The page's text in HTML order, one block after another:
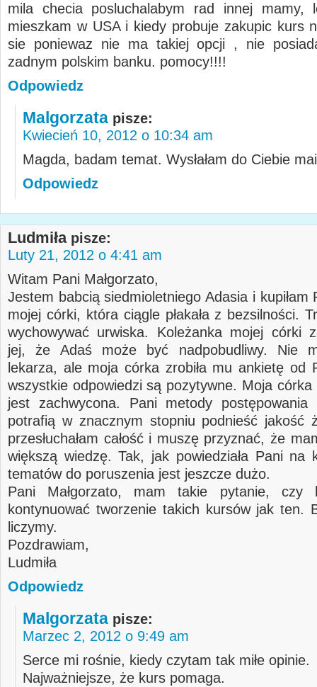
mila checia posluchalabym rad innej mamy,
mieszkam w USA i kiedy probuje zakupic kurs
sie poniewaz nie ma takiej opcji , nie
zadnym polskim banku. pomocy!!!!
Odpowiedz
Malgorzata pisze:
Kwiecień 10, 2012 o 10:34 am
Magda, badam temat. Wysłałam do Ciebie
Odpowiedz
Ludmiła pisze:
Luty 21, 2012 o 4:41 am
Witam Pani Małgorzato,
Jestem babcią siedmioletniego Adasia i kupiłam
mojej córki, która ciągle płakała z bezsilności.
wychowywać urwiska. Koleżanka mojej córki
jej, że Adaś może być nadpobudliwy. Nie
lekarza, ale moja córka zrobiła mu ankietę od
wszystkie odpowiedzi są pozytywne. Moja córka
jest zachwycona. Pani metody postępowania
potrafią w znacznym stopniu podnieść jakość
przesłuchałam całość i muszę przyznać, że
większą wiedzę. Tak, jak powiedziała Pani na
tematów do poruszenia jest jeszcze dużo.
Pani Małgorzato, mam takie pytanie, czy
kontynuować tworzenie takich kursów jak ten.
liczymy.
Pozdrawiam,
Ludmiła
Odpowiedz
Malgorzata pisze:
Marzec 2, 2012 o 9:49 am
Serce mi rośnie, kiedy czytam tak miłe opinie.
Najważniejsze, że kurs pomaga.